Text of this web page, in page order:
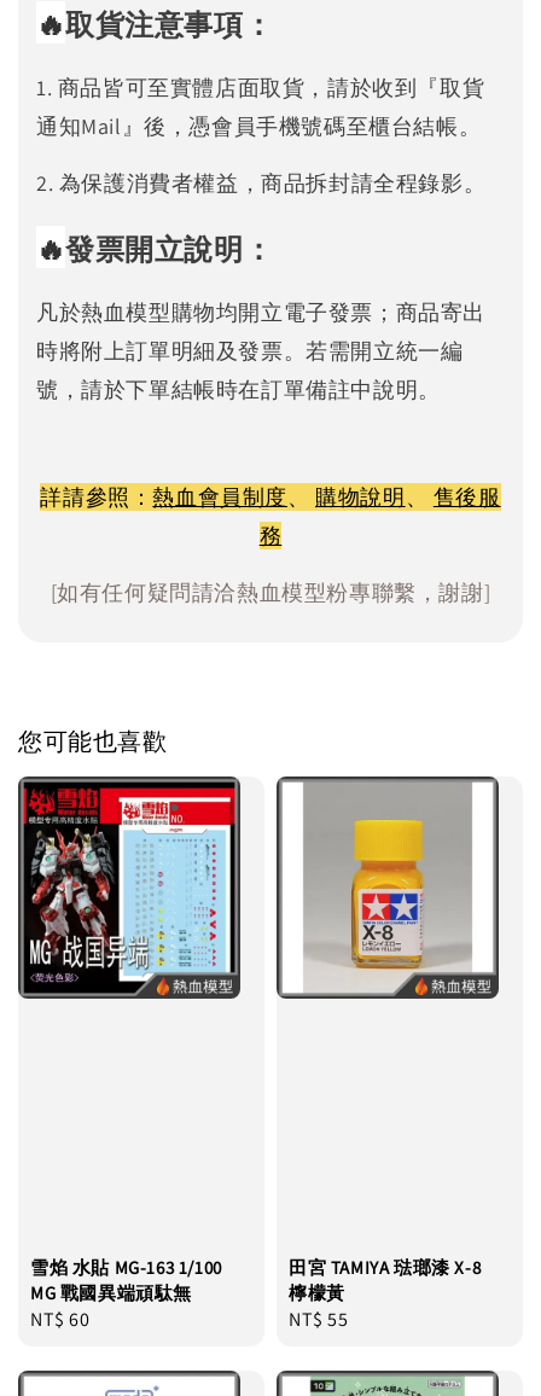
🔥取貨注意事項：
1. 商品皆可至實體店面取貨，請於收到『取貨
通知Mail』後，憑會員手機號碼至櫃台結帳。
2. 為保護消費者權益，商品拆封請全程錄影。
🔥發票開立說明：
凡於熱血模型購物均開立電子發票；商品寄出
時將附上訂單明細及發票。若需開立統一編
號，請於下單結帳時在訂單備註中說明。
詳請參照：熱血會員制度、 購物說明、 售後服
務
[如有任何疑問請洽熱血模型粉專聯繫，謝謝]
您可能也喜歡
雪焰 水貼 MG-163 1/100
MG 戰國異端頑駄無
Regular
NT$ 60
田宮 TAMIYA 琺瑯漆 X-8
檸檬黃
Regular
NT$ 55